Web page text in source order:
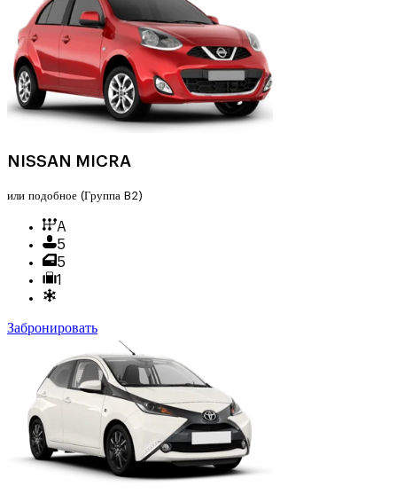
NISSAN MICRA
или подобное (Группа B2)
A
5
5
1
Забронировать